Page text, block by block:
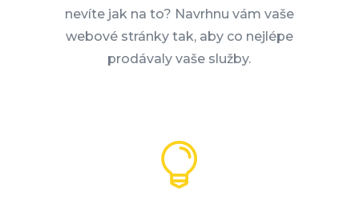
nevíte jak na to? Navrhnu vám vaše
webové stránky tak, aby co nejlépe
prodávaly vaše služby.
